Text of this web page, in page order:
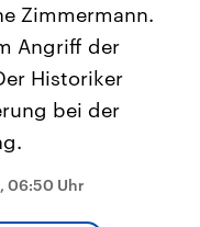
USA
Aktuelle Beiträge,
Hintergründe
Wirtschaftlich und
gehören die Vereinigten
den mächtigsten Ländern
mit großem Einfluss auf
aktuelle Weltgeschehen.
Zimmermann.
Angriff der
Historiker
bei der
06:50 Uhr